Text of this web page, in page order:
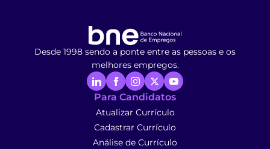
Desde 1998 sendo a ponte entre as pessoas e os
melhores empregos.
Para Candidatos
Atualizar Currículo
Cadastrar Currículo
Análise de Currículo